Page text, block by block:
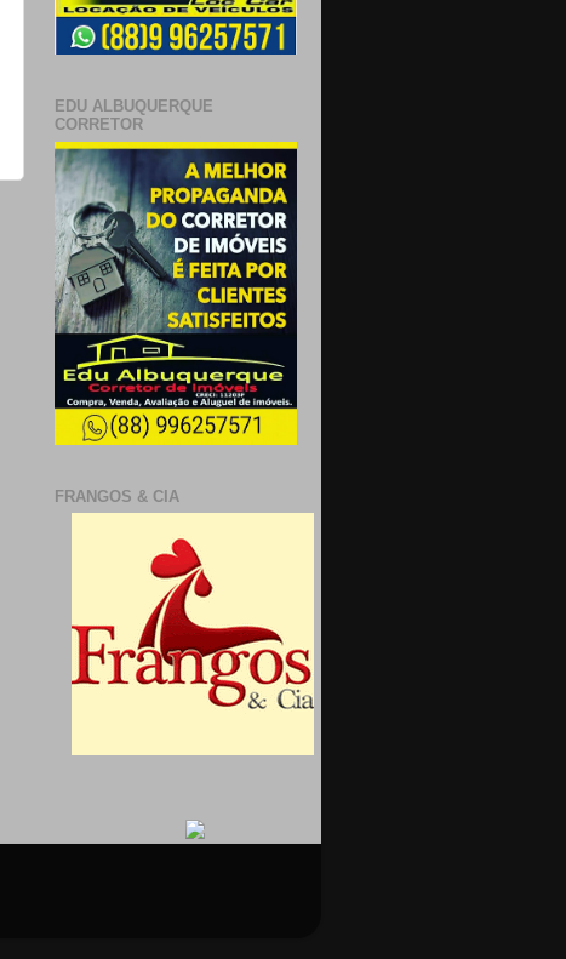
EDU ALBUQUERQUE
CORRETOR
FRANGOS & CIA